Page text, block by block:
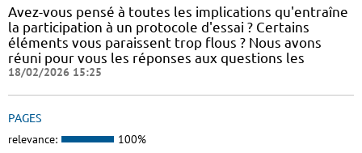
Avez-vous pensé à toutes les implications qu'entraîne
la participation à un protocole d'essai ? Certains
éléments vous paraissent trop flous ? Nous avons
réuni pour vous les réponses aux questions les
18/02/2026 15:25
PAGES
relevance: 100%